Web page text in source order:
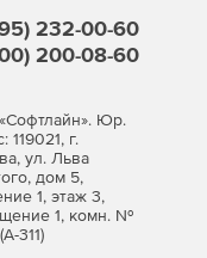
232-00-60
200-08-60
Юр.
119021, г.
ул. Льва
дом 5,
1, этаж 3,
1, комн. №
311)